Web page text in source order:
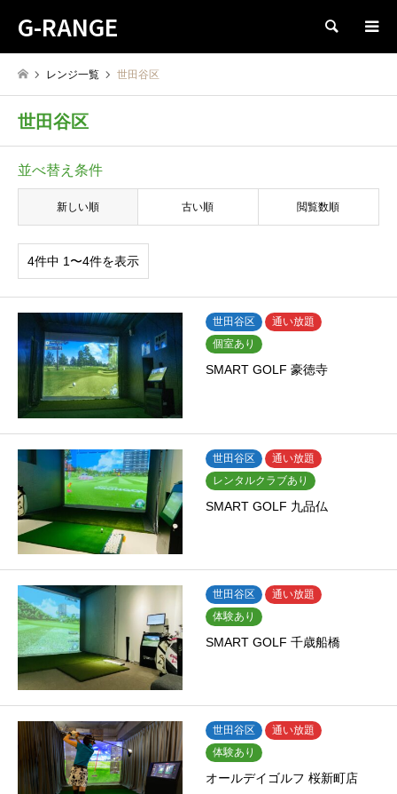
G-RANGE 検索
レンジ一覧 世田谷区
世田谷区
並べ替え条件
新しい順 古い順 閲覧数順
4件中 1〜4件を表示
世田谷区
通い放題
個室あり
SMART GOLF 豪徳寺
世田谷区
通い放題
レンタルクラブあり
SMART GOLF 九品仏
世田谷区
通い放題
体験あり
SMART GOLF 千歳船橋
世田谷区
通い放題
体験あり
オールデイゴルフ 桜新町店